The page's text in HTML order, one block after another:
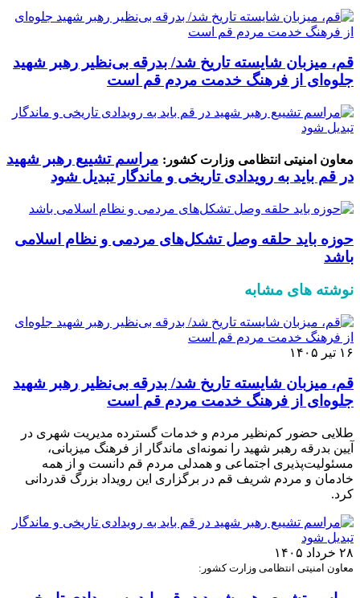
قم، میزبان شایسته تاریخ شد/ بدرقه بی‌نظیر رهبر شهید
جلوه‌ای از فرهنگ خدمت مردم قم است
معاون امنیتی انتظامی وزارت کشور: مراسم تشییع رهبر شهید
در قم باید به رویدادی تاریخی و ماندگار تبدیل شود
حوزه باید حلقه وصل تشکل‌های مردمی و نظام اسلامی
باشد
نوشته های مشابه
۱۶ تیر ۱۴۰۵
قم، میزبان شایسته تاریخ شد/ بدرقه بی‌نظیر رهبر شهید
جلوه‌ای از فرهنگ خدمت مردم قم است
طلایی حضور کم‌نظیر مردم و خدمات گسترده مدیریت شهری در
آیین بدرقه رهبر شهید را نمونه‌ای ماندگار از فرهنگ میزبانی،
مسئولیت‌پذیری اجتماعی و همدلی مردم قم دانست و از همه
خادمان و مردم شریف قم در برگزاری این رویداد بزرگ قدردانی
کرد.
۲۸ خرداد ۱۴۰۵
معاون امنیتی انتظامی وزارت کشور: